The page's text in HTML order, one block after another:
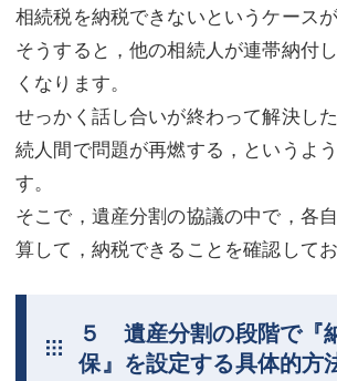
相続税を納税できないというケースが
そうすると，他の相続人が連帯納付
くなります。
せっかく話し合いが終わって解決し
続人間で問題が再燃する，というよ
す。
そこで，遺産分割の協議の中で，各
算して，納税できることを確認してお
５ 遺産分割の段階で『
保』を設定する具体的方